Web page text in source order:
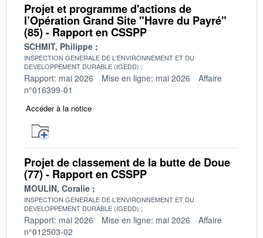
Projet et programme d'actions de
l’Opération Grand Site "Havre du Payré"
(85) - Rapport en CSSPP
SCHMIT, Philippe
INSPECTION GENERALE DE L'ENVIRONNEMENT ET DU
DEVELOPPEMENT DURABLE (IGEDD)
Rapport: mai 2026 Mise en ligne: mai 2026
Affaire
n°016399-01
Accéder à la notice
Projet de classement de la butte de Doue
(77) - Rapport en CSSPP
MOULIN, Coralie
INSPECTION GENERALE DE L'ENVIRONNEMENT ET DU
DEVELOPPEMENT DURABLE (IGEDD)
Rapport: mai 2026 Mise en ligne: mai 2026
Affaire
n°012503-02